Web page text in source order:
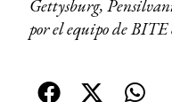
Gettysburg,
por el equipo de BITE